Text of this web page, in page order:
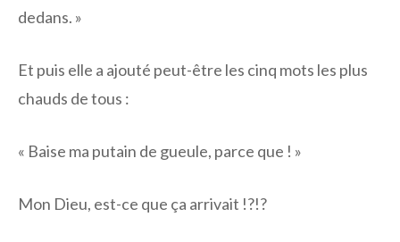
dedans. »
Et puis elle a ajouté peut-être les cinq mots les plus
chauds de tous :
« Baise ma putain de gueule, parce que ! »
Mon Dieu, est-ce que ça arrivait !?!?